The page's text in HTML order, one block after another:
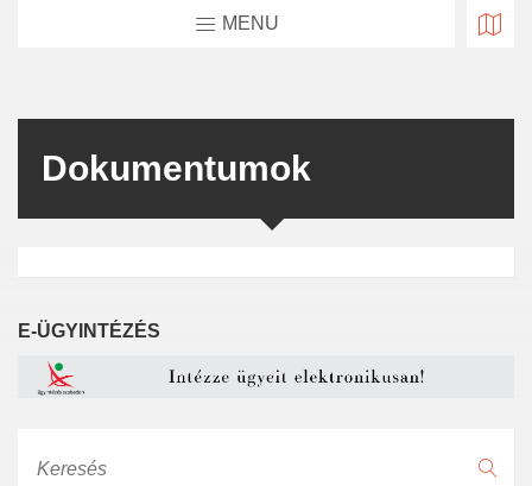
MENU
Dokumentumok
E-ÜGYINTÉZÉS